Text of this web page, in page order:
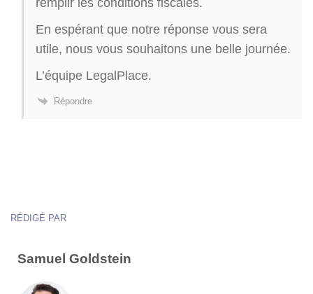
En espérant que notre réponse vous sera
utile, nous vous souhaitons une belle journée.
L’équipe LegalPlace.
Répondre
RÉDIGÉ PAR
Samuel Goldstein